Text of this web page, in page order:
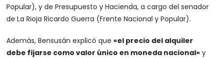
Popular), y de Presupuesto y Hacienda, a cargo del senador
de La Rioja Ricardo Guerra (Frente Nacional y Popular).
Además, Bensusán explicó que«el precio del alquiler
debe fijarse como valor único en moneda nacional» y